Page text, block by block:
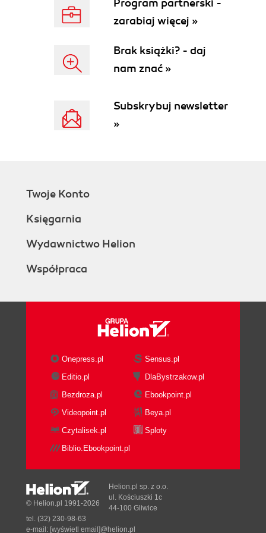
Ostrzenie na odległość hiperfokalną (67)
Perspektywa (68)
Wykorzystaj w pełni swój aparat i obiektyw (71)
Fotograf w pracy: Fotoreporterka dokumentalna
4. Ekspozycja, matryca i film (75)
Podstawowe dane o ekspozycji (76)
Jak mierzyć światło (80)
naświetleniu (80)
Pomiar scen o wysokim kontraście (82)
Światłoczułość (86)
Srebro i piksele (86)
Rodzaje filmów i ich zastosowanie (87)
(88)
Jak bardzo ekspozycje mogą się różnić? (88)
Czułość filmu i matrycy (90)
Ziarno i szum cyfrowy (91)
Filtry (92)
Filtry polaryzacyjne (94)
Prawidłowe naświetlanie (96)
Fotograf w pracy: Fotograf reklamowy Clint
Clemens (98)
Program partnerski -
zarabiaj więcej »
Brak książki? - daj
nam znać »
Subskrybuj newsletter
»
Twoje Konto
Księgarnia
Wydawnictwo Helion
Współpraca
Onepress.pl
Sensus.pl
Editio.pl
DlaBystrzakow.pl
Bezdroza.pl
Ebookpoint.pl
Videopoint.pl
Beya.pl
Czytalisek.pl
Sploty
Biblio.Ebookpoint.pl
© Helion.pl 1991-2026
Helion.pl sp. z o.o.
ul. Kościuszki 1c
44-100 Gliwice
tel. (32) 230-98-63
e-mail: [wyświetl email]@helion.pl